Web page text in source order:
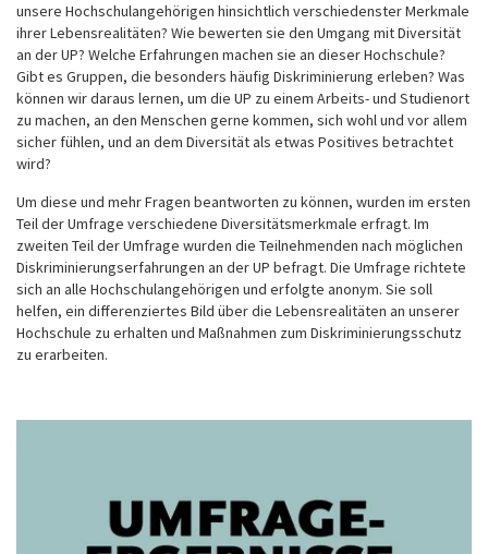
unsere Hochschulangehörigen hinsichtlich verschiedenster Merkmale
ihrer Lebensrealitäten? Wie bewerten sie den Umgang mit Diversität
an der UP? Welche Erfahrungen machen sie an dieser Hochschule?
Gibt es Gruppen, die besonders häufig Diskriminierung erleben? Was
können wir daraus lernen, um die UP zu einem Arbeits- und Studienort
zu machen, an den Menschen gerne kommen, sich wohl und vor allem
sicher fühlen, und an dem Diversität als etwas Positives betrachtet
wird?
Um diese und mehr Fragen beantworten zu können, wurden im ersten
Teil der Umfrage verschiedene Diversitätsmerkmale erfragt. Im
zweiten Teil der Umfrage wurden die Teilnehmenden nach möglichen
Diskriminierungserfahrungen an der UP befragt. Die Umfrage richtete
sich an alle Hochschulangehörigen und erfolgte anonym. Sie soll
helfen, ein differenziertes Bild über die Lebensrealitäten an unserer
Hochschule zu erhalten und Maßnahmen zum Diskriminierungsschutz
zu erarbeiten.